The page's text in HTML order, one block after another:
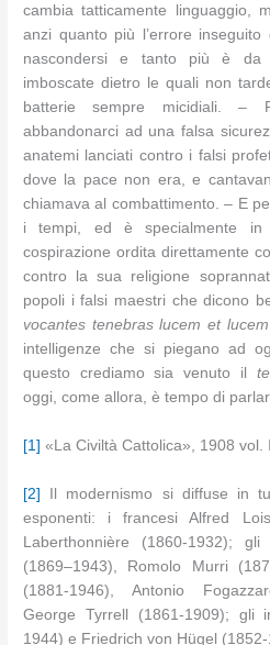
cambia tatticamente linguaggio,
anzi quanto più l’errore
nascondersi e tanto più è da
imboscate dietro le quali non
batterie sempre micidiali. –
abbandonarci ad una falsa
anatemi lanciati contro i falsi
dove la pace non era, e
chiamava al combattimento. – E
i tempi, ed è specialmente
cospirazione ordita direttamente
contro la sua religione
popoli i falsi maestri che dicono
vocantes tenebras lucem et
intelligenze che si piegano ad
questo crediamo sia venuto il
oggi, come allora, è tempo di
[1] «La Civiltà Cattolica», 1908 vol.
[2]
Il modernismo si diffuse in
esponenti: i francesi Alfred
Laberthonnière (1860-1932);
(1869–1943), Romolo Murri
(1881-1946), Antonio
George Tyrrell (1861-1909); gli
1944) e Friedrich von Hügel